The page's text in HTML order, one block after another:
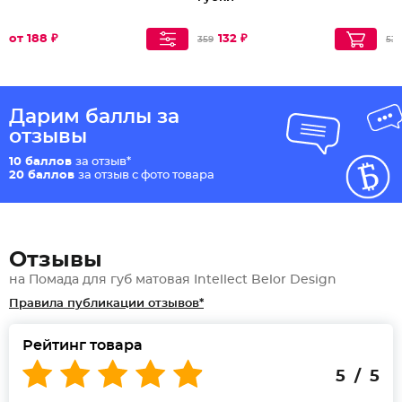
от 188 ₽ 359 132 ₽ 537
Дарим баллы за
отзывы
10 баллов за отзыв*
20 баллов за отзыв с фото товара
Отзывы
на Помада для губ матовая Intellect Belor Design
Правила публикации отзывов*
Рейтинг товара
5 / 5